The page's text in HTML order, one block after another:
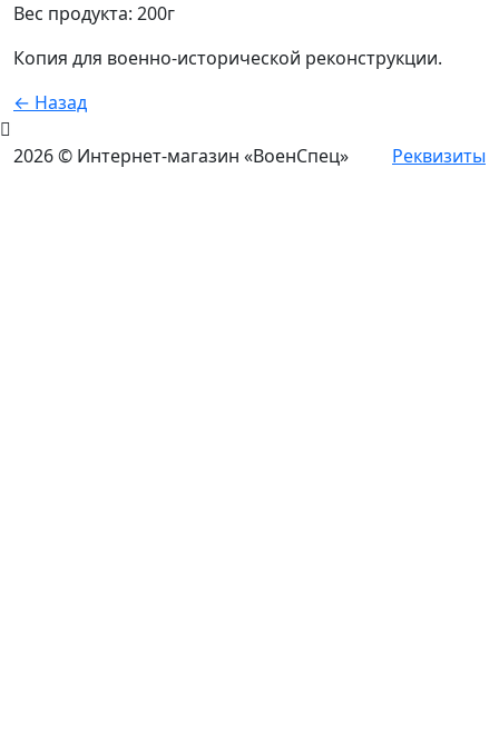
Вес продукта: 200г
Копия для военно-исторической реконструкции.
← Назад
2026 © Интернет-магазин «ВоенСпец» Реквизиты